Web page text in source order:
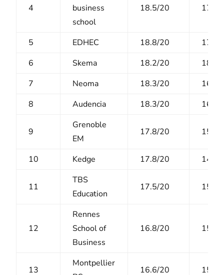
4
business
school
18.5/20 17.7/
5 EDHEC 18.8/20
17/20
6
Skema 18.2/20
18.2/
7
Neoma 18.3/20
16.4/
8
Audencia 18.3/20 16.4/
9
Grenoble
EM
17.8/20 15.6/
10 Kedge 17.8/20 14.6/
11
TBS
Education
17.5/20 15.5/
12
Rennes
School of
Business
16.8/20 15.8/
13
Montpellier
16.6/20 15.6/